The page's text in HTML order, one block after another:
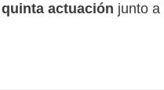
actuación junto a